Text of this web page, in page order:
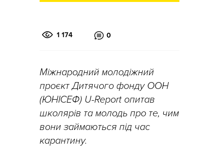
1 174 0
Міжнародний молодіжний
проєкт Дитячого фонду ООН
(ЮНІСЕФ) U-Report опитав
школярів та молодь про те, чим
вони займаються під час
карантину.